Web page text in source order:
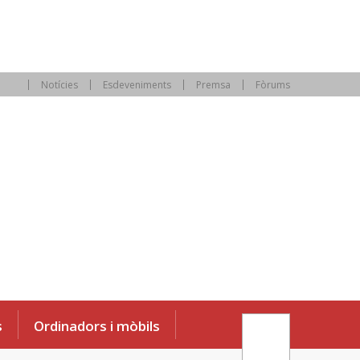
Notícies Esdeveniments Premsa Fòrums
Ordinadors i mòbils